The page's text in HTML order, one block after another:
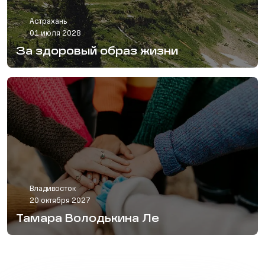
Астрахань
01 июля 2028
За здоровый образ жизни
Владивосток
20 октября 2027
Тамара Володькина Ле